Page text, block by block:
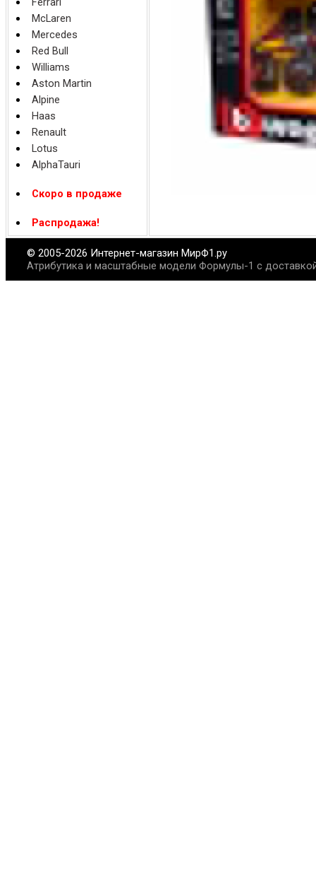
McLaren
Mercedes
Red Bull
Williams
Aston Martin
Alpine
Haas
Renault
Lotus
AlphaTauri
Скоро в продаже
Распродажа!
© 2005-2026 Интернет-магазин МирФ1.ру
Атрибутика и масштабные модели Формулы-1 с